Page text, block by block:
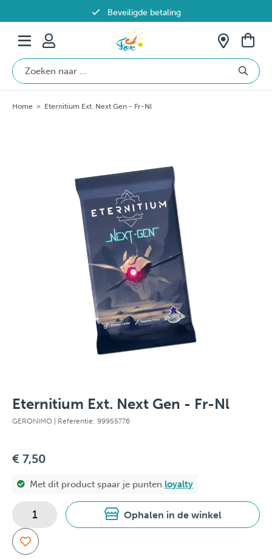
Beveiligde betaling
Gratis verzending vanaf €69 in België
Home > Eternitium Ext. Next Gen - Fr-Nl
Eternitium Ext. Next Gen - Fr-Nl
GERONIMO | Referentie: 99955776
€ 7,50
Met dit product spaar je punten loyalty
Ophalen in de winkel